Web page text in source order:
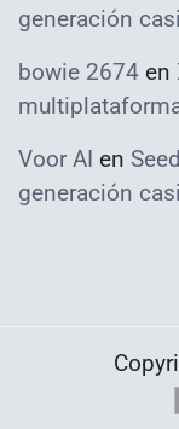
generación
bowie 2674 en
Voor AI en
generación